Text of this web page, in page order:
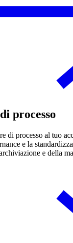
processo
di processo al tuo
e la
e della